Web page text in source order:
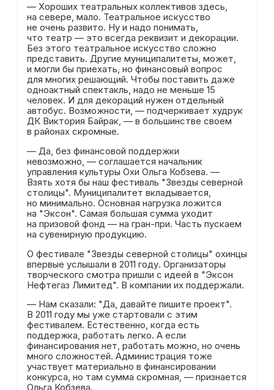
— Хороших театральных коллективов здесь,
на севере, мало. Театральное искусство
не очень развито. Ну и надо понимать,
что театр — это всегда реквизит и декорации.
Без этого театральное искусство сложно
представить. Другие муниципалитеты, может,
и могли бы приехать, но финансовый вопрос
для многих решающий. Чтобы поставить даже
одноактный спектакль, надо не меньше 15
человек. И для декораций нужен отдельный
автобус. Возможности, — подчеркивает худрук
ДК Виктория Байрак, — в большинстве своем
в районах скромные.
— Да, без финансовой поддержки
невозможно, — соглашается начальник
управления культуры Охи Ольга Кобзева. —
Взять хотя бы наш фестиваль "Звезды северной
столицы". Муниципалитет вкладывается,
но минимально. Основная нагрузка ложится
на "Эксон". Самая большая сумма уходит
на призовой фонд — на гран-при. Часть пускаем
на сувенирную продукцию.
О фестивале "Звезды северной столицы" охинцы
впервые услышали в 2011 году. Организаторы
творческого смотра пришли с идеей в "Эксон
Нефтегаз Лимитед". В компании их поддержали.
— Нам сказали: "Да, давайте пишите проект".
В 2011 году мы уже стартовали с этим
фестивалем. Естественно, когда есть
поддержка, работать легко. А если
финансирования нет, работать можно, но очень
много сложностей. Администрация тоже
участвует материально в финансировании
конкурса, но там сумма скромная, — признается